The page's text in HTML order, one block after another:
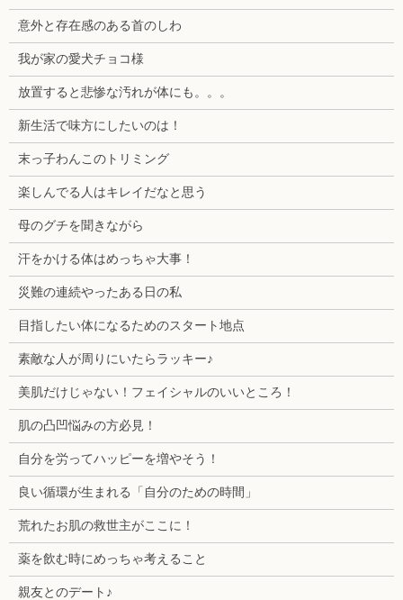
意外と存在感のある首のしわ
我が家の愛犬チョコ様
放置すると悲惨な汚れが体にも。。。
新生活で味方にしたいのは！
末っ子わんこのトリミング
楽しんでる人はキレイだなと思う
母のグチを聞きながら
汗をかける体はめっちゃ大事！
災難の連続やったある日の私
目指したい体になるためのスタート地点
素敵な人が周りにいたらラッキー♪
美肌だけじゃない！フェイシャルのいいところ！
肌の凸凹悩みの方必見！
自分を労ってハッピーを増やそう！
良い循環が生まれる「自分のための時間」
荒れたお肌の救世主がここに！
薬を飲む時にめっちゃ考えること
親友とのデート♪